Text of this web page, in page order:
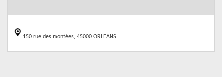
150 rue des montées, 45000 ORLEANS